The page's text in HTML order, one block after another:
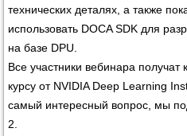
технических деталях, а также
использовать DOCA SDK для
на базе DPU.
Все участники вебинара
курсу от NVIDIA Deep Learning
самый интересный вопрос, мы
2.